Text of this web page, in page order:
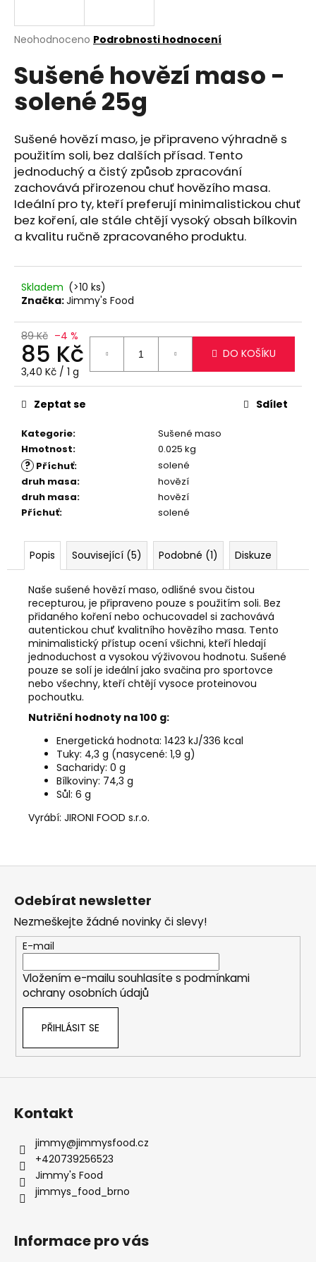
Průměrné
produktu
je
z
hvězdiček.
Neohodnoceno Podrobnosti hodnocení
Sušené hovězí maso -
solené 25g
Sušené hovězí maso, je připraveno výhradně s
použitím soli, bez dalších přísad. Tento
jednoduchý a čistý způsob zpracování
zachovává přirozenou chuť hovězího masa.
Ideální pro ty, kteří preferují minimalistickou chuť
bez koření, ale stále chtějí vysoký obsah bílkovin
a kvalitu ručně zpracovaného produktu.
Skladem (>10 ks)
Značka:Jimmy's Food
89 Kč –4 %
85 Kč
Měrná
cena:
3,40 Kč / 1 g
DO KOŠÍKU
Kategorie:
Sušené maso
Hmotnost: 0.025 kg
? Příchuť:
solené
druh masa:
hovězí
druh masa:
hovězí
Příchuť: solené
Zeptat se Sdílet
Popis Související (5) Podobné (1) Diskuze
Naše sušené hovězí maso, odlišné svou čistou
recepturou, je připraveno pouze s použitím soli. Bez
přidaného koření nebo ochucovadel si zachovává
autentickou chuť kvalitního hovězího masa. Tento
minimalistický přístup ocení všichni, kteří hledají
jednoduchost a vysokou výživovou hodnotu. Sušené
pouze se solí je ideální jako svačina pro sportovce
nebo všechny, kteří chtějí vysoce proteinovou
pochoutku.
Nutriční hodnoty na 100 g:
Energetická hodnota: 1423 kJ/336 kcal
Tuky: 4,3 g (nasycené: 1,9 g)
Sacharidy: 0 g
Bílkoviny: 74,3 g
Sůl: 6 g
Vyrábí: JIRONI FOOD s.r.o.
j
t
?
HLEDAT
D
o
o
u
č
u
e
m
e
JERKY
TYČINKY
PŘÍCHUTÍ
WORCESTER
VE
SKLENICI,
80
250
260
Z
Odebírat newsletter
Nezmeškejte žádné novinky či slevy!
E-mail
Vložením e-mailu souhlasíte s podmínkami
ochrany osobních údajů
PŘIHLÁSIT SE
Kontakt
jimmy@jimmysfood.cz
+420739256523
Jimmy's Food
jimmys_food_brno
Informace pro vás